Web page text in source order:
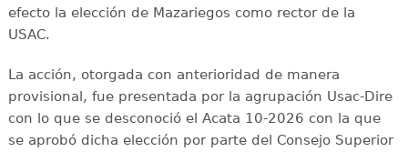
efecto la elección de Mazariegos como rector de la
USAC.
La acción, otorgada con anterioridad de manera
provisional, fue presentada por la agrupación Usac-Dire
con lo que se desconoció el Acata 10-2026 con la que
se aprobó dicha elección por parte del Consejo Superior